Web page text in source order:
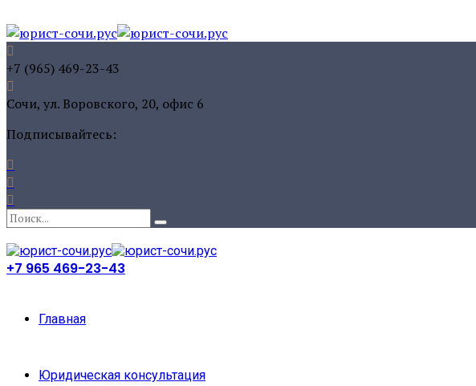
+7 (965) 469-23-43
Сочи, ул. Воровского, 20, офис 6
Подписывайтесь:
+7 965 469-23-43
Главная
Юридическая консультация